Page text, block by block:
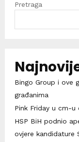
Pretraga
Bingo Group i ove
građanima
Pink Friday u cm-
HSP BiH podnio
ovjere kandidature